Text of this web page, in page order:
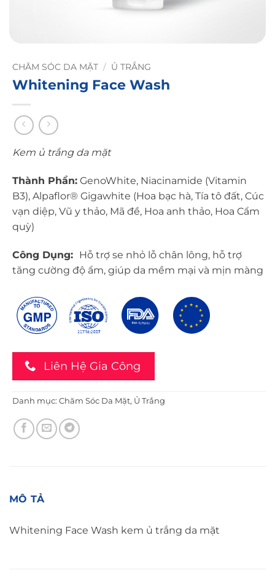
CHĂM SÓC DA MẶT / Ủ TRẮNG
Whitening Face Wash
Kem ủ trắng da mặt
Thành Phần: GenoWhite, Niacinamide (Vitamin
B3), Alpaflor® Gigawhite (Hoa bạc hà, Tía tô đất, Cúc
vạn diệp, Vũ y thảo, Mã đề, Hoa anh thảo, Hoa Cẩm
quỳ)
Công Dụng: Hỗ trợ se nhỏ lỗ chân lông, hỗ trợ
tăng cường độ ẩm, giúp da mềm mại và mịn màng
Liên Hệ Gia Công
Danh mục: Chăm Sóc Da Mặt, Ủ Trắng
MÔ TẢ
Whitening Face Wash kem ủ trắng da mặt